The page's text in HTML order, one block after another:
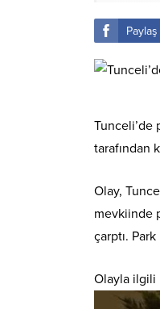
Paylaş
Tunceli’de
tarafından
Olay,
mevkiinde
çarptı.
Olayla ilgili